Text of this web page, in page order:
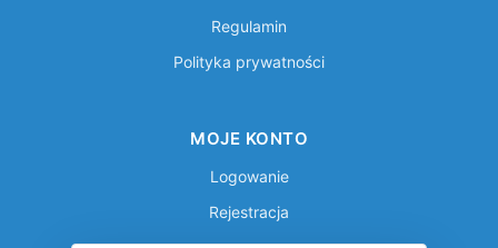
Regulamin
Polityka prywatności
MOJE KONTO
Logowanie
Rejestracja